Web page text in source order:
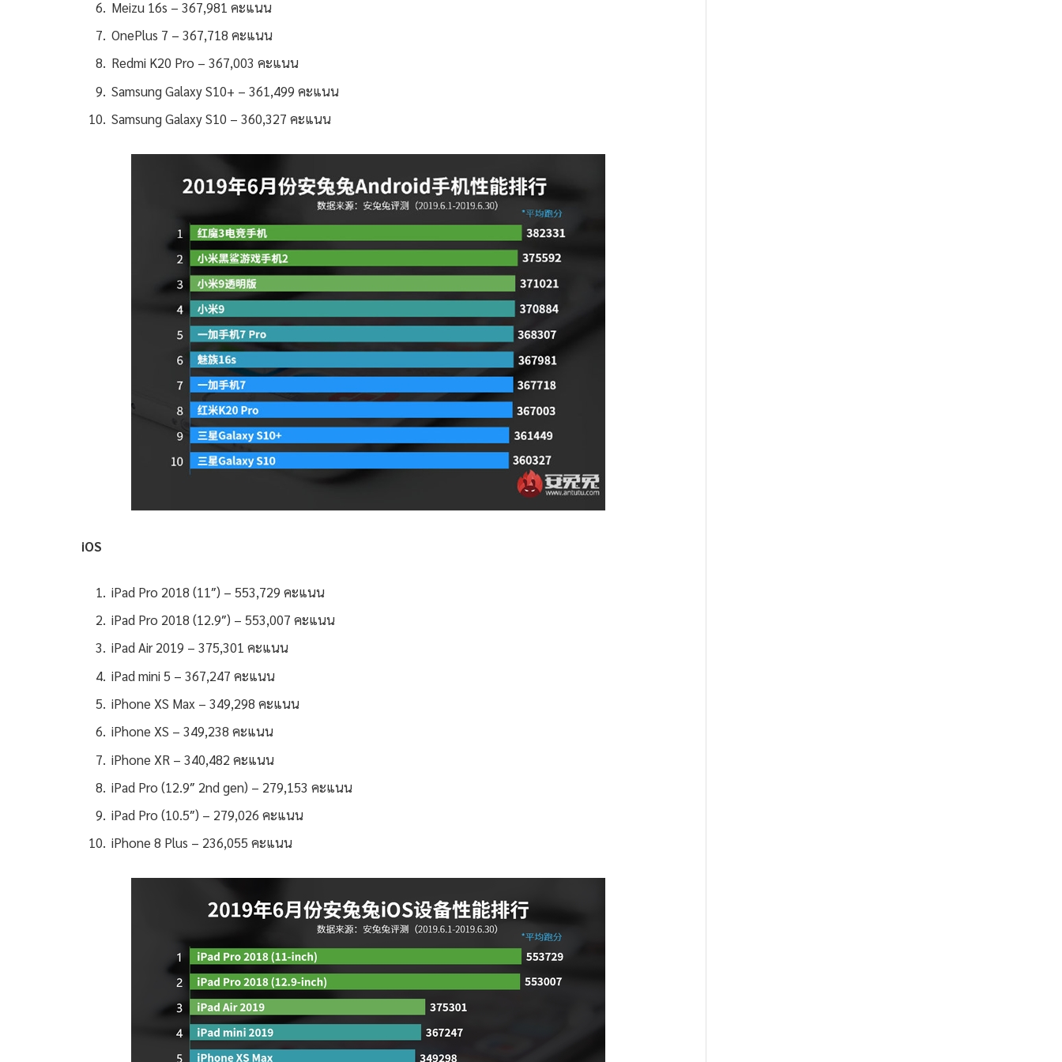
Meizu 16s – 367,981 คะแนน
OnePlus 7 – 367,718 คะแนน
Redmi K20 Pro – 367,003 คะแนน
Samsung Galaxy S10+ – 361,499 คะแนน
Samsung Galaxy S10 – 360,327 คะแนน
iOS
iPad Pro 2018 (11″) – 553,729 คะแนน
iPad Pro 2018 (12.9″) – 553,007 คะแนน
iPad Air 2019 – 375,301 คะแนน
iPad mini 5 – 367,247 คะแนน
iPhone XS Max – 349,298 คะแนน
iPhone XS – 349,238 คะแนน
iPhone XR – 340,482 คะแนน
iPad Pro (12.9″ 2nd gen) – 279,153 คะแนน
iPad Pro (10.5″) – 279,026 คะแนน
iPhone 8 Plus – 236,055 คะแนน